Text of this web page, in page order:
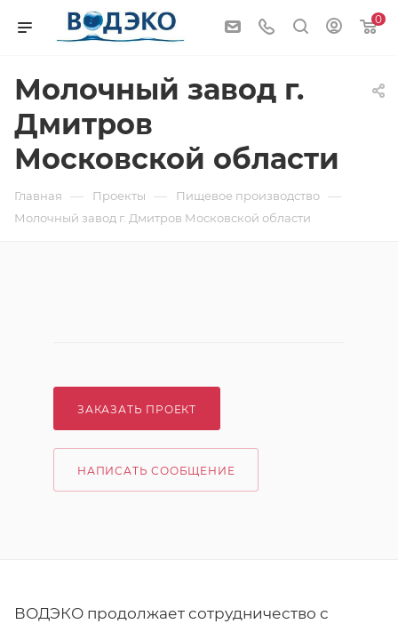
0
Молочный завод г.
Дмитров
Московской области
Главная — Проекты — Пищевое производство —
Молочный завод г. Дмитров Московской области
ЗАКАЗАТЬ ПРОЕКТ
НАПИСАТЬ СООБЩЕНИЕ
ВОДЭКО продолжает сотрудничество с